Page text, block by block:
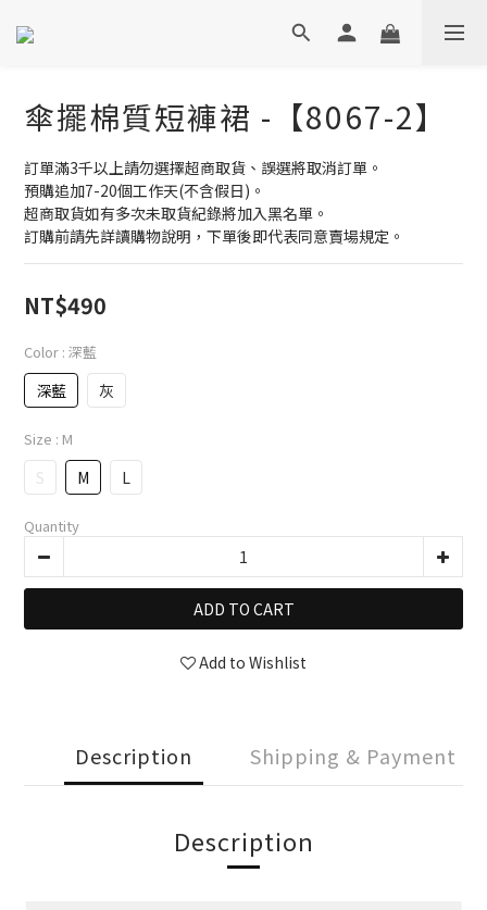
傘擺棉質短褲裙 -【8067-2】
訂單滿3千以上請勿選擇超商取貨、誤選將取消訂單。
預購追加7-20個工作天(不含假日)。
超商取貨如有多次未取貨紀錄將加入黑名單。
訂購前請先詳讀購物說明，下單後即代表同意賣場規定。
NT$490
Color : 深藍
深藍 灰
Size : M
S M L
Quantity
ADD TO CART
Add to Wishlist
Description Shipping & Payment
Description